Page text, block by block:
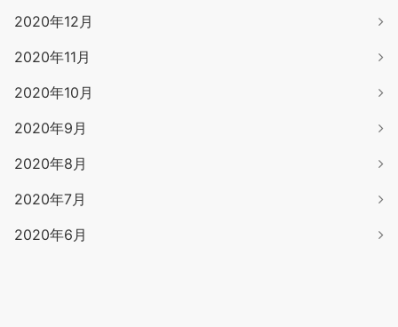
2020年12月
2020年11月
2020年10月
2020年9月
2020年8月
2020年7月
2020年6月